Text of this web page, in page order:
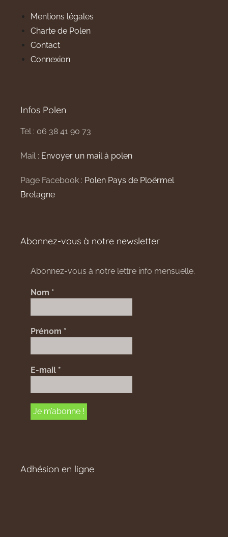
Mentions légales
Charte de Polen
Contact
Connexion
Infos Polen
Tel : 06 38 41 90 73
Mail : Envoyer un mail à polen
Page Facebook : Polen Pays de Ploërmel
Bretagne
Abonnez-vous à notre newsletter
Abonnez-vous à notre lettre info mensuelle.
Nom *
Prénom *
E-mail *
Adhésion en ligne